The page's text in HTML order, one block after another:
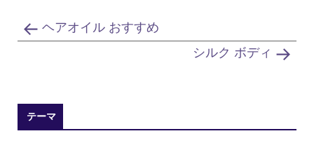
ヘアオイル おすすめ
シルク ボディ
テーマ